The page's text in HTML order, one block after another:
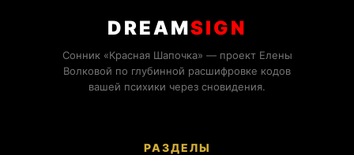
DREAMSIGN
Сонник «Красная Шапочка» — проект Елены
Волковой по глубинной расшифровке кодов
вашей психики через сновидения.
РАЗДЕЛЫ